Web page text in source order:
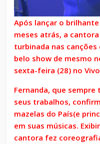
Após lançar o brilhante
meses atrás, a
turbinada nas canções
belo show de mesmo
sexta-feira (28) no
Fernanda, que sempre
seus trabalhos,
mazelas do País(e
em suas músicas.
cantora fez